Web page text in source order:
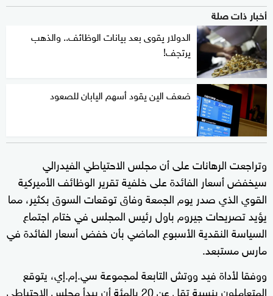
أخبار ذات صلة
الدولار يقوى بعد بيانات الوظائف.. والذهب
يرتجف!
ضعف الين يقود أسهم اليابان للصعود
وتراجعت الرهانات على أن مجلس الاحتياطي الفيدرالي
سيخفض أسعار الفائدة على خلفية تقرير الوظائف الأميركية
القوي الذي صدر يوم الجمعة وفاق توقعات السوق بكثير، مما
يؤيد تصريحات جيروم باول رئيس المجلس في ختام اجتماع
السياسة النقدية الأسبوع الماضي بأن خفض أسعار الفائدة في
مارس مستبعد.
ووفقا لأداة فيد ووتش التابعة لمجموعة سي.إم.إي، يتوقع
المتعاملون بنسبة تقل عن 20 بالمئة أن يبدأ مجلس الاحتياطي